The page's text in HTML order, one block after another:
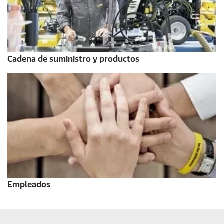
Cadena de suministro y productos
Empleados